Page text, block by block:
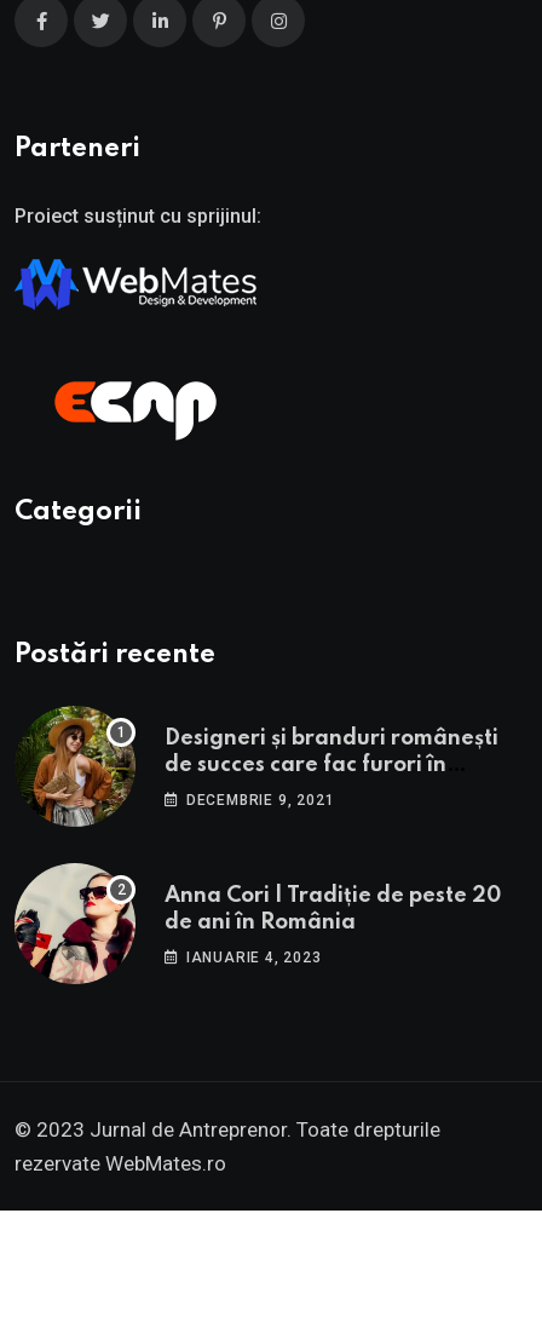
Parteneri
Proiect susținut cu sprijinul:
Categorii
Postări recente
Designeri și branduri românești
de succes care fac furori în
străinătate.
DECEMBRIE 9, 2021
Anna Cori | Tradiție de peste 20
de ani în România
IANUARIE 4, 2023
© 2023 Jurnal de Antreprenor. Toate drepturile
rezervate WebMates.ro